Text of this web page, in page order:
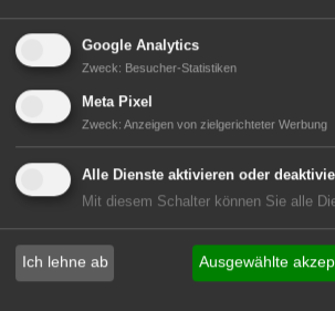
zur Stellenanzeige
GABOT Immobilienangebote
1A-Lage, ihre Chance in der
grünen Branche
Repräsentative Immobilie für
IHREN Betrieb!
zur Anzeige
Google Analytics
Zweck: Besucher-Statistiken
Meta Pixel
Zweck: Anzeigen von zielgerichteter Werbung
Alle Dienste aktivieren oder
Mit diesem Schalter können Sie alle
Ich lehne ab Ausgewählte